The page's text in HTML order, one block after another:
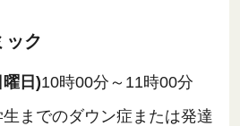
ック
日)10時00分～11時00分
生までのダウン症または発達